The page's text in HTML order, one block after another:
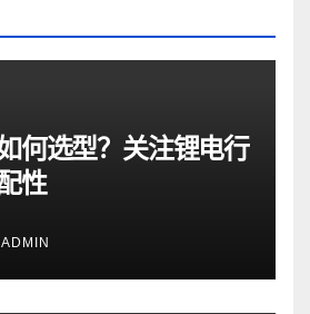
何选型？关注锂电行
性
ADMIN